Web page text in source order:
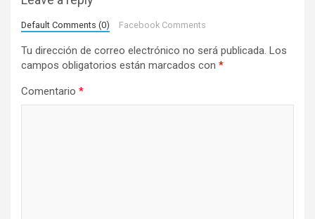
Default Comments (0) Facebook Comments
Tu dirección de correo electrónico no será publicada. Los
campos obligatorios están marcados con *
Comentario *